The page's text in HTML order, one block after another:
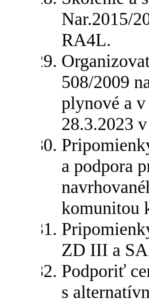
Nar.2015/
RA4L.
508/2009
plynové a
28.3.2023
a podpora
komunitou
ZD III a
Podporiť
s